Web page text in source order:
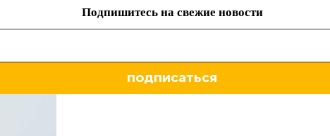
Подпишитесь на свежие новости